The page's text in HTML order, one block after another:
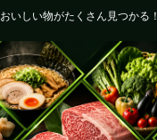
おいしい物がたくさん見つかる！